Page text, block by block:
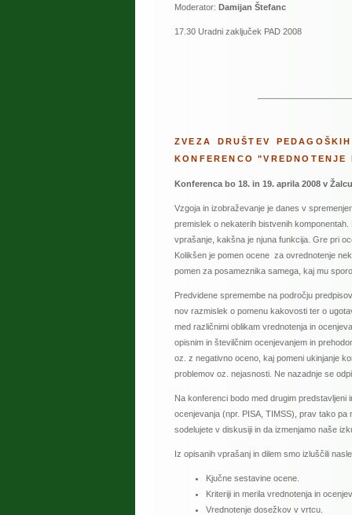
Moderator: Damijan Štefanc
17.30 Uradni zaključek PAD 2008
ZVEZA DRUŠTEV
KONFERENCO
Konferenca bo 18. in 19. aprila 2008 v
Vzgoja in izobraževanje je danes v
premislek o nekaterih bistvenih
vprašanje, kakšna je njuna funkcija. Gre pri
Kolikšen je pomen ocene za ovrednotenje
pomen za posameznika samega, kaj mu
Predvidene spremembe na področju
nov razmislek o pomenu kakovosti ter o
med različnimi oblikam vrednotenja in
opisnim in številčnim ocenjevanjem in
oz. z negativno oceno, kaj pomeni ukinjanje
problemov oz. nejasnosti. Ne nazadnje se
Na konferenci bodo med drugim predstavljeni
ocenjevanja (npr. PISA, TIMSS), prav tako
sodelujete v diskusiji in da izmenjamo naše
Iz opisanih vprašanj in dilem smo izluščili
Kjučne sestavine ocene.
Kriteriji in merila vrednotenja in
Vrednotenje dosežkov v vrtcu.